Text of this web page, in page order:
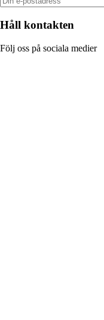
Håll kontakten
Följ oss på sociala medier